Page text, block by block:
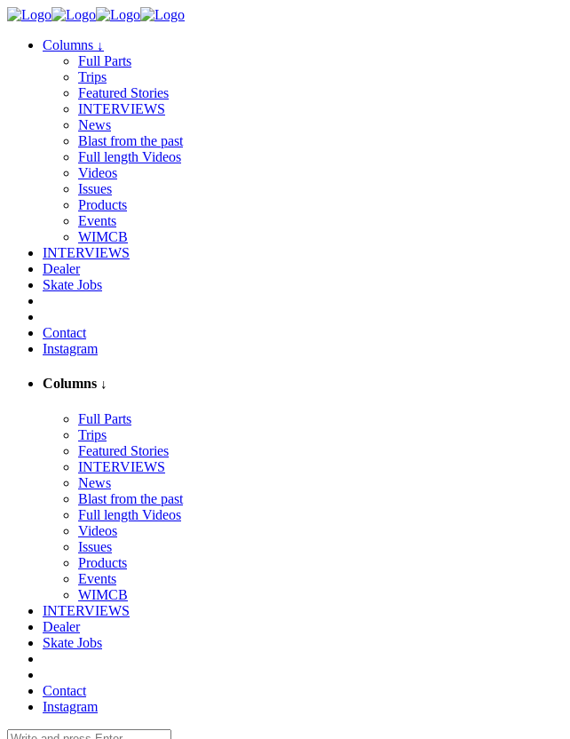
Columns ↓
Full Parts
Trips
Featured Stories
INTERVIEWS
News
Blast from the past
Full length Videos
Videos
Issues
Products
Events
WIMCB
INTERVIEWS
Dealer
Skate Jobs
Contact
Instagram
Columns ↓
Full Parts
Trips
Featured Stories
INTERVIEWS
News
Blast from the past
Full length Videos
Videos
Issues
Products
Events
WIMCB
INTERVIEWS
Dealer
Skate Jobs
Contact
Instagram